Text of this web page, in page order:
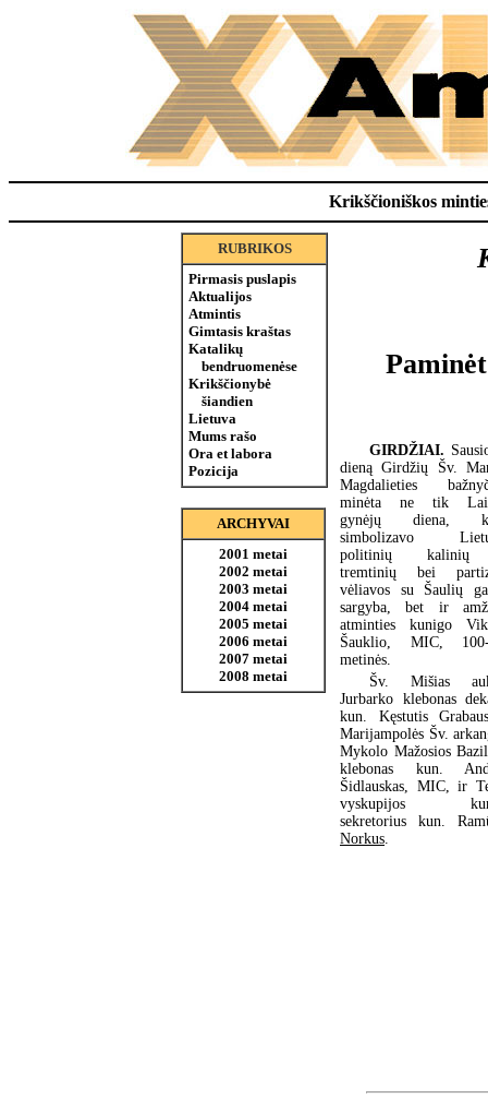
Krikščioniškos
RUBRIKOS
Pirmasis puslapis
Aktualijos
Atmintis
Gimtasis kraštas
Katalikų
bendruomenėse
Krikščionybė
šiandien
Lietuva
Mums rašo
Ora et labora
Pozicija
ARCHYVAI
2001 metai
2002 metai
2003 metai
2004 metai
2005 metai
2006 metai
2007 metai
2008 metai
GIRDŽIAI.
dieną Girdžių Šv.
Magdalieties
minėta ne tik
gynėjų diena,
simbolizavo
politinių
tremtinių bei
vėliavos su Šaulių
sargyba, bet ir
atminties kunigo
Šauklio, MIC, 100-
metinės.
Šv. Mišias
Jurbarko klebonas
kun. Kęstutis
Marijampolės Šv.
Mykolo Mažosios
klebonas kun.
Šidlauskas, MIC, ir
vyskupijos
sekretorius kun.
Norkus